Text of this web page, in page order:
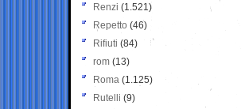
Renzi (1.521)
Repetto (46)
Rifiuti (84)
rom (13)
Roma (1.125)
Rutelli (9)